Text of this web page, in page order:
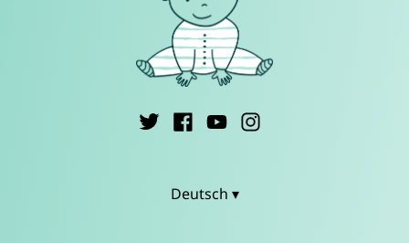
Deutsch ▾